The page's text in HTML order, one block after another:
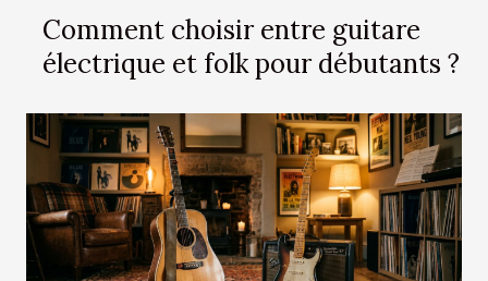
Comment choisir entre guitare
électrique et folk pour débutants ?